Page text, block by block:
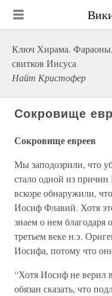
Ключ Хирама.
свитков Иисуса
Найт Кристофер
Сокровище
Сокровище евреев
Мы заподозрили, что
стало одной из
вскоре обнаружили,
Иосиф Флавий. Хотя
знаем о нем
третьем веке н.э.
Иосифа, потому что
“Хотя Иосиф не верил
обязан сказать, что